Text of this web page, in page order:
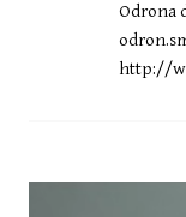
Odrona
http://